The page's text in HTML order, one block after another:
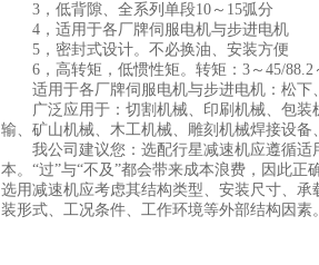
3，低背隙、全系列单段10～15弧分
4，适用于各厂牌伺服电机与步进电机
5，密封式设计。不必换油、安装方便
6，高转矩，低惯性矩。转矩：3～45/88.2
适用于各厂牌伺服电机与步进电机：松下
广泛应用于：切割机械、印刷机械、包装
输、矿山机械、木工机械、雕刻机械焊接设
我公司建议您：选配行星减速机应遵循适
本。“过”与“不及”都会带来成本浪费，因此正
选用减速机应考虑其结构类型、安装尺寸、
装形式、工况条件、工作环境等外部结构因素。